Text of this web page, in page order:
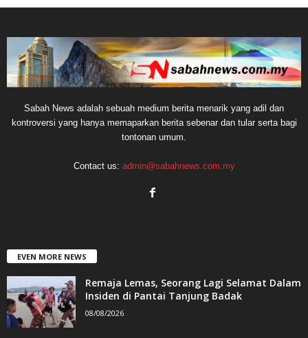
Sabah News adalah sebuah medium berita menarik yang adil dan
kontroversi yang hanya memaparkan berita sebenar dan tular serta bagi
tontonan umum.
Contact us: admin@sabahnews.com.my
EVEN MORE NEWS
Remaja Lemas, Seorang Lagi Selamat Dalam
Insiden di Pantai Tanjung Badak
08/08/2026